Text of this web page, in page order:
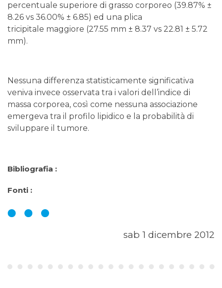
percentuale superiore di grasso corporeo (39.87% ±
8.26 vs 36.00% ± 6.85) ed una plica
tricipitale maggiore (27.55 mm ± 8.37 vs 22.81 ± 5.72
mm).
Nessuna differenza statisticamente significativa
veniva invece osservata tra i valori dell’indice di
massa corporea, così come nessuna associazione
emergeva tra il profilo lipidico e la probabilità di
sviluppare il tumore.
Bibliografia :
Fonti :
sab 1 dicembre 2012